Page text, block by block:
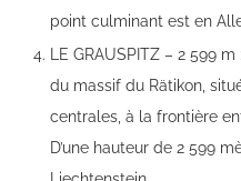
point culminant est en
LE GRAUSPITZ – 2 599
du massif du Rätikon,
centrales, à la frontière
D’une hauteur de 2 599